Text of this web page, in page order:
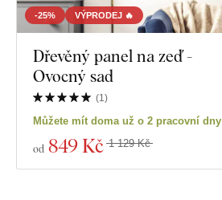
-25% VÝPRODEJ 🔥
Dřevěný panel na zeď -
Ovocný sad
(1)
Můžete mít doma už o 2 pracovní dny
od 849 Kč 1 129 Kč